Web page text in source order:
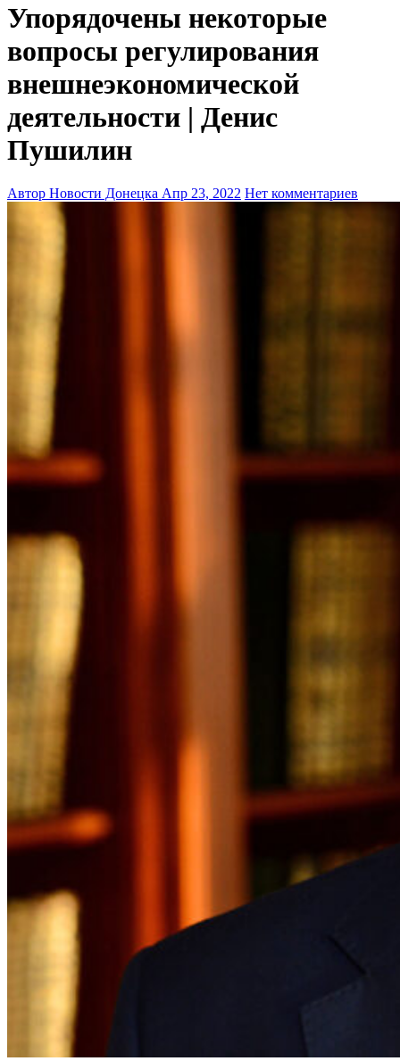
Упорядочены некоторые
вопросы регулирования
внешнеэкономической
деятельности | Денис
Пушилин
Автор Новости Донецка Апр 23, 2022 Нет комментариев